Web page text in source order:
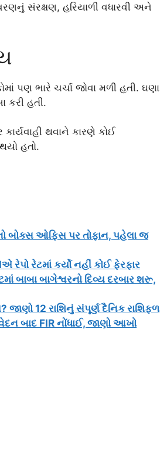
સંરક્ષણ, હરિયાળી વધારવી અને
પણ ભારે ચર્ચા જોવા મળી હતી. ઘણા
કરી હતી.
થવાને કારણે કોઈ
હતો.
બોક્સ ઓફિસ પર તોફાન, પહેલા જ
રેપો રેટમાં કર્યો નહીં કોઈ ફેરફાર
બાબા બાગેશ્વરનો દિવ્ય દરબાર શરૂ,
12 રાશિનું સંપૂર્ણ દૈનિક રાશિફળ
બાદ FIR નોંધાઈ, જાણો આખો